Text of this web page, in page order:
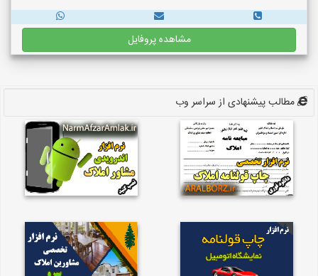
مشاهده پروفایل
مطالب پیشنهادی از سراسر وب